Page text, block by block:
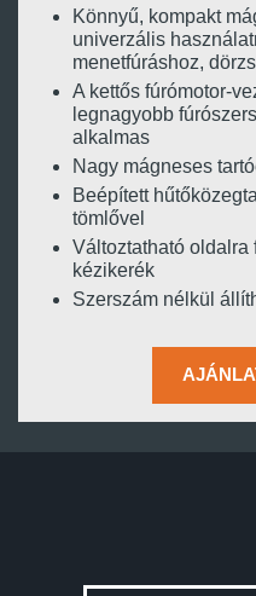
Könnyű, kompakt
univerzális
menetfúráshoz,
A kettős fúrómotor-
legnagyobb
alkalmas
Nagy mágneses
Beépített
tömlővel
Változtatható
kézikerék
Szerszám nélkül